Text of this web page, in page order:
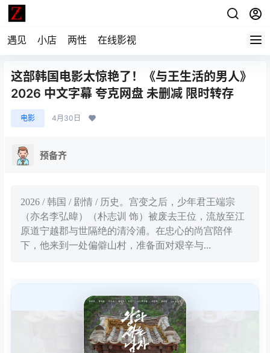
遇见 小店 两性 在线影视
这部韩国电影太惊艳了！《与王生活的男人》
2026 中文字幕 夸克网盘 未删减 限时转存
电影 4月30日
预备齐
2026 / 韩国 / 剧情 / 历史。宫变之后，少年君王端宗
（亦名李弘暐）（朴志训 饰）被废去王位，流放至江
原道宁越郡与世隔绝的清泠浦。在忠心的尚宫陪伴
下，他来到一处偏僻山村，准备面对艰辛与...